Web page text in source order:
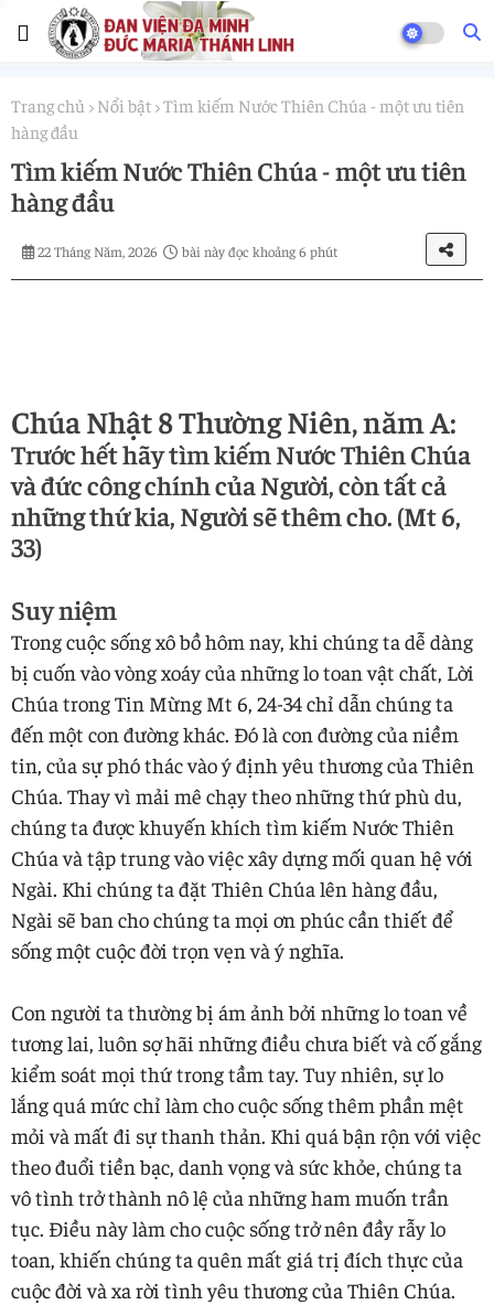
Trang chủ Nổi bật Tìm kiếm Nước Thiên Chúa - một ưu tiên
hàng đầu
Tìm kiếm Nước Thiên Chúa - một ưu tiên
hàng đầu
22 Tháng Năm, 2026 bài này đọc khoảng 6 phút
Chúa Nhật 8 Thường Niên, năm A:
Trước hết hãy tìm kiếm Nước Thiên Chúa
và đức công chính của Người, còn tất cả
những thứ kia, Người sẽ thêm cho. (Mt 6,
33)
Suy niệm
Trong cuộc sống xô bồ hôm nay, khi chúng ta dễ dàng
bị cuốn vào vòng xoáy của những lo toan vật chất, Lời
Chúa trong Tin Mừng Mt 6, 24-34 chỉ dẫn chúng ta
đến một con đường khác. Đó là con đường của niềm
tin, của sự phó thác vào ý định yêu thương của Thiên
Chúa. Thay vì mải mê chạy theo những thứ phù du,
chúng ta được khuyến khích tìm kiếm Nước Thiên
Chúa và tập trung vào việc xây dựng mối quan hệ với
Ngài. Khi chúng ta đặt Thiên Chúa lên hàng đầu,
Ngài sẽ ban cho chúng ta mọi ơn phúc cần thiết để
sống một cuộc đời trọn vẹn và ý nghĩa.
Con người ta thường bị ám ảnh bởi những lo toan về
tương lai, luôn sợ hãi những điều chưa biết và cố gắng
kiểm soát mọi thứ trong tầm tay. Tuy nhiên, sự lo
lắng quá mức chỉ làm cho cuộc sống thêm phần mệt
mỏi và mất đi sự thanh thản. Khi quá bận rộn với việc
theo đuổi tiền bạc, danh vọng và sức khỏe, chúng ta
vô tình trở thành nô lệ của những ham muốn trần
tục. Điều này làm cho cuộc sống trở nên đầy rẫy lo
toan, khiến chúng ta quên mất giá trị đích thực của
cuộc đời và xa rời tình yêu thương của Thiên Chúa.